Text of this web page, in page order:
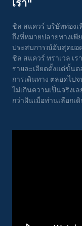
เรา"
ชิล สแควร์ บริษัทท่องเ
ถึงที่หมายปลายทางเพี
ประสบการณ์อันสุดยอ
ชิล สแควร์ ทราเวล เ
รายละเอียดตั้งแต่ขั้น
การเดินทาง ตลอดไป
ไม่เกินความเป็นจริง
กว่าฝันเมื่อท่านเลือกเ